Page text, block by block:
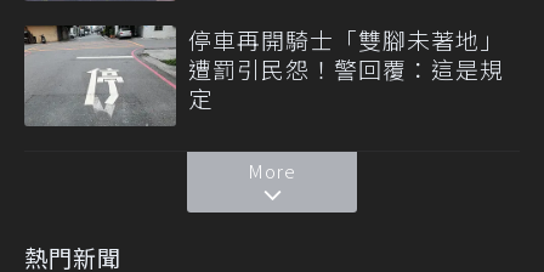
停車再開騎士「雙腳未著地」
遭罰引民怨！警回覆：這是規
定
More
熱門新聞